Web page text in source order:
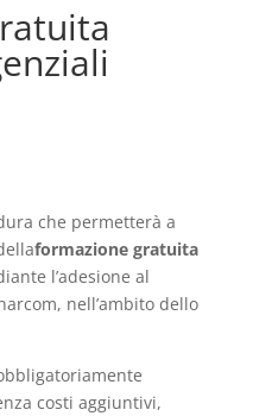
che permetterà a
formazione gratuita
l’adesione al
nell’ambito dello
costi aggiuntivi,